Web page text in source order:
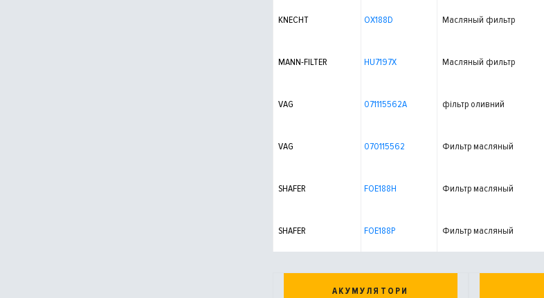
KNECHT OX188D Масляный фильтр
MANN-FILTER HU7197X Масляный фильтр
VAG 071115562A фільтр оливний
VAG 070115562 Фильтр масляный
SHAFER FOE188H Фильтр масляный
SHAFER FOE188P Фильтр масляный
АКУМУЛЯТОРИ